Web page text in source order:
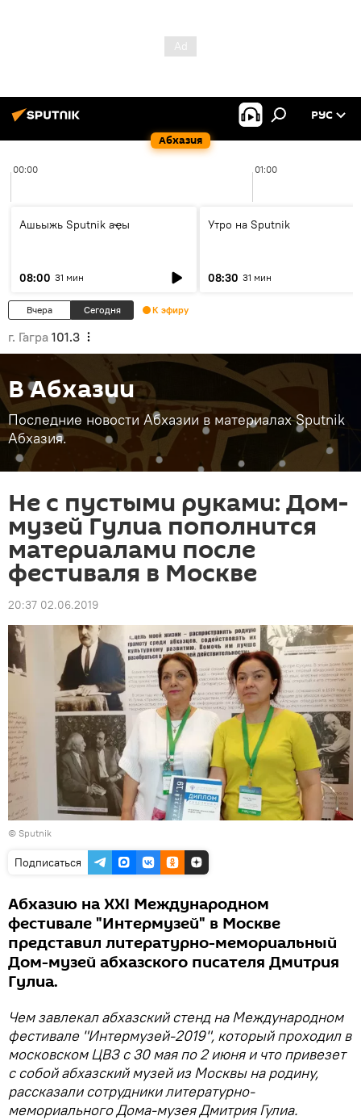
Абхазия
РУС
00:00 01:00
Ашьыжь Sputnik аҿы
08:00 31 мин
Утро на Sputnik
08:30 31 мин
Вчера Сегодня К эфиру
г. Гагра 101.3
В Абхазии
Последние новости Абхазии в материалах Sputnik
Абхазия.
Не с пустыми руками: Дом-
музей Гулиа пополнится
материалами после
фестиваля в Москве
20:37 02.06.2019
© Sputnik
Подписаться
Абхазию на ХХI Международном
фестивале "Интермузей" в Москве
представил литературно-мемориальный
Дом-музей абхазского писателя Дмитрия
Гулиа.
Чем завлекал абхазский стенд на Международном
фестивале "Интермузей-2019", который проходил в
московском ЦВЗ с 30 мая по 2 июня и что привезет
с собой абхазский музей из Москвы на родину,
рассказали сотрудники литературно-
мемориального Дома-музея Дмитрия Гулиа.